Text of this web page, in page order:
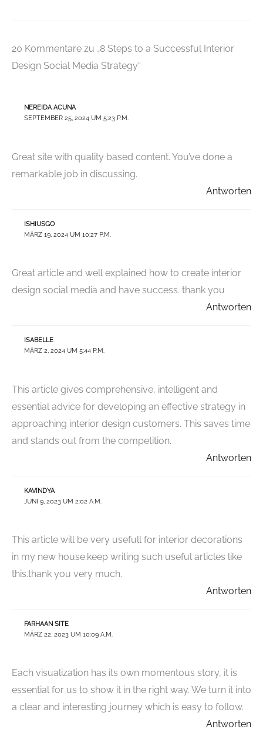
20 Kommentare zu „8 Steps to a Successful Interior
Design Social Media Strategy“
NEREIDA ACUNA
SEPTEMBER 25, 2024 UM 5:23 P.M.
Great site with quality based content. You’ve done a
remarkable job in discussing.
Antworten
ISHIUSGO
MÄRZ 19, 2024 UM 10:27 P.M.
Great article and well explained how to create interior
design social media and have success. thank you
Antworten
ISABELLE
MÄRZ 2, 2024 UM 5:44 P.M.
This article gives comprehensive, intelligent and
essential advice for developing an effective strategy in
approaching interior design customers. This saves time
and stands out from the competition.
Antworten
KAVINDYA
JUNI 9, 2023 UM 2:02 A.M.
This article will be very usefull for interior decorations
in my new house.keep writing such useful articles like
this.thank you very much.
Antworten
FARHAAN SITE
MÄRZ 22, 2023 UM 10:09 A.M.
Each visualization has its own momentous story, it is
essential for us to show it in the right way. We turn it into
a clear and interesting journey which is easy to follow.
Antworten